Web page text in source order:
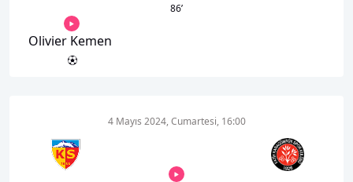
86’
Olivier Kemen
4 Mayıs 2024, Cumartesi, 16:00